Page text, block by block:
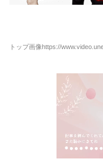
トップ画像https://